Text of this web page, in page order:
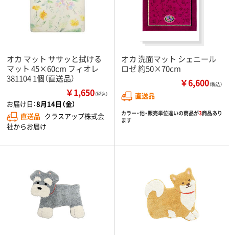
オカ マット ササッと拭ける
マット 45×60cm フィオレ
381104 1個（直送品）
￥1,650（税込）
お届け日：8月14日（金）
直送品 クラスアップ株式会
社からお届け
オカ 洗面マット シェニール
ロゼ 約50×70cm
￥6,600（税込）
直送品
カラー・他・販売単位違いの商品が3商品あり
ます